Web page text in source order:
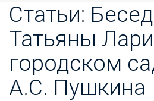
Статьи:
Татьяны
городском
А.С. Пушкина